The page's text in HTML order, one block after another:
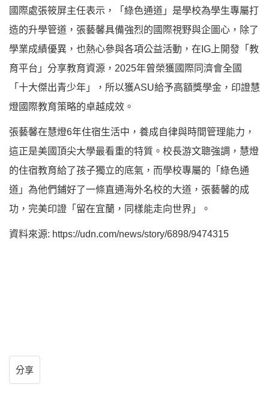
國際處張筱屏主任表示，「綠色通道」是學校為學生專屬打
造的升學管道，張藝馨具備強烈的國際視野與企圖心，除了
學業成績優異，也熱心參與各項公益活動，在IG上開發「教
育平台」分享教育資源，2025年曾榮獲國際同濟會全國
「十大傑出青少年」，所以獲ASU給予高額獎學金，印證慧
燈國際教育策略的卓越成效。
張藝馨在慧燈6年住宿生活中，養成自律與時間管理能力，
這正是美國頂尖大學最看重的特質。校長游文聰強調，慧燈
的住宿教育給了孩子獨立的底氣，而學校專屬的「綠色通
道」為他們鋪好了一條直通海外名校的大道，張藝馨的成
功，完美印證「留在宜蘭，同樣能走向世界」。
資料來源: https://udn.com/news/story/6898/9474315
分享